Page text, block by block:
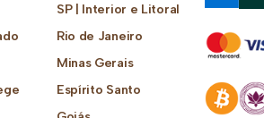
SP | Interior e Litoral
Rio de Janeiro
Minas Gerais
Espírito Santo